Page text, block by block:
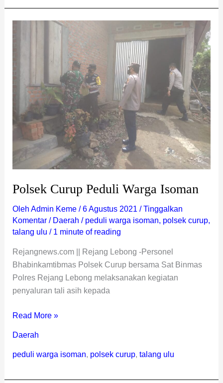
Polsek Curup Peduli Warga Isoman
Oleh Admin Keme /6 Agustus 2021 /Tinggalkan
Komentar / Daerah / peduli warga isoman, polsek curup,
talang ulu / 1 minute of reading
Rejangnews.com || Rejang Lebong -Personel
Bhabinkamtibmas Polsek Curup bersama Sat Binmas
Polres Rejang Lebong melaksanakan kegiatan
penyaluran tali asih kepada
Isoman
Read More »
Daerah
peduli warga isoman, polsek curup, talang ulu